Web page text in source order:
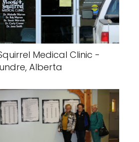
Medical Clinic -
Alberta